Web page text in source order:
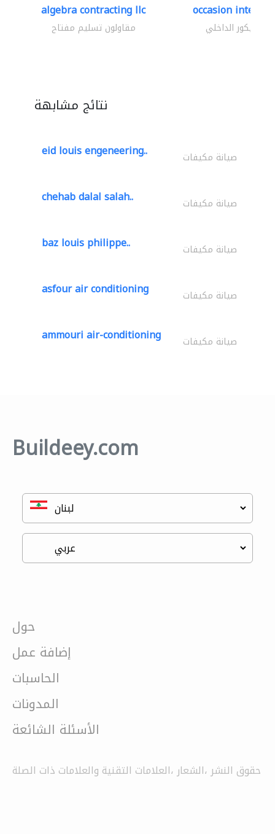
algebra contracting llc
مقاولون تسليم مفتاح
occasion interiors
الديكور الداخلي
نتائج مشابهة
eid louis engeneering.. صيانة مكيفات
chehab dalal salah.. صيانة مكيفات
baz louis philippe.. صيانة مكيفات
asfour air conditioning صيانة مكيفات
ammouri air-conditioning صيانة مكيفات
Buildeey.com
حول
إضافة عمل
الحاسبات
المدونات
الأسئلة الشائعة
حقوق النشر ،الشعار ،العلامات التقنية والعلامات ذات الصلة